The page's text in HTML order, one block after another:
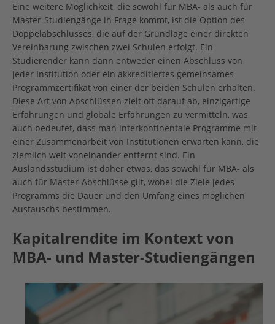
Eine weitere Möglichkeit, die sowohl für MBA- als auch für
Master-Studiengänge in Frage kommt, ist die Option des
Doppelabschlusses, die auf der Grundlage einer direkten
Vereinbarung zwischen zwei Schulen erfolgt. Ein
Studierender kann dann entweder einen Abschluss von
jeder Institution oder ein akkreditiertes gemeinsames
Programmzertifikat von einer der beiden Schulen erhalten.
Diese Art von Abschlüssen zielt oft darauf ab, einzigartige
Erfahrungen und globale Erfahrungen zu vermitteln, was
auch bedeutet, dass man interkontinentale Programme mit
einer Zusammenarbeit von Institutionen erwarten kann, die
ziemlich weit voneinander entfernt sind. Ein
Auslandsstudium ist daher etwas, das sowohl für MBA- als
auch für Master-Abschlüsse gilt, wobei die Ziele jedes
Programms die Dauer und den Umfang eines möglichen
Austauschs bestimmen.
Kapitalrendite im Kontext von
MBA- und Master-Studiengängen